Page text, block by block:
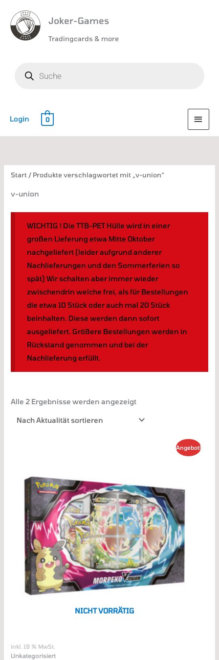
Joker-Games
Tradingcards & more
Login 0
Start / Produkte verschlagwortet mit „v-union“
v-union
WICHTIG ! Die TTB-PET Hülle wird in einer
großen Lieferung etwa Mitte Oktober
nachgeliefert (leider aufgrund anderer
Nachlieferungen und den Sommerferien so
spät) Wir schalten aber immer wieder
zwischendrin welche frei, als für Bestellungen
die etwa 10 Stück oder auch mal 20 Stück
beinhalten. Diese werden dann sofort
ausgeliefert. Größere Bestellungen werden in
Rückstand genommen und bei der
Nachlieferung erfüllt.
Alle 2 Ergebnisse werden angezeigt
Angebot!
NICHT VORRÄTIG
inkl. 19 % MwSt.
Unkategorisiert